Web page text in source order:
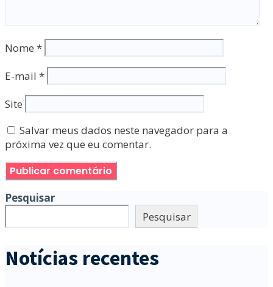
Nome *
E-mail *
Site
Salvar meus dados neste navegador para a
próxima vez que eu comentar.
Pesquisar
Pesquisar
Notícias recentes